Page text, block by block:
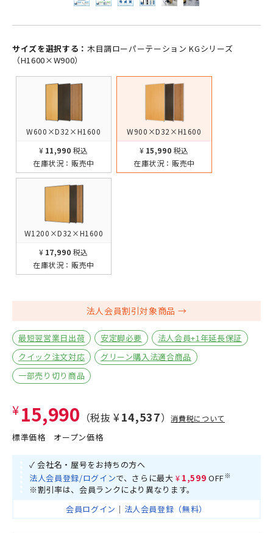
サイズを選択する： 木目調ローパーテーション KGシリーズ
（H1600×W900）
W600×D32×H1600
¥11,990 税込
在庫状況： 販売中
W900×D32×H1600
¥15,990 税込
在庫状況： 販売中
W1200×D32×H1600
¥17,990 税込
在庫状況： 販売中
法人会員割引対象商品
最短翌営業日出荷 安定脚必要
法人会員+1年延長保証
クイック注文対応
グリーン購入法適合商品
一部売り切り商品
¥15,990 （税抜 ¥14,537）消費税について
標準価格 オープン価格
✓ 会社名・屋号をお持ちの方へ
法人会員登録/ログインで、さらに最大 ¥1,599 OFF※
※割引率は、会員ランクにより異なります。
会員ログイン ｜ 法人会員登録（無料）